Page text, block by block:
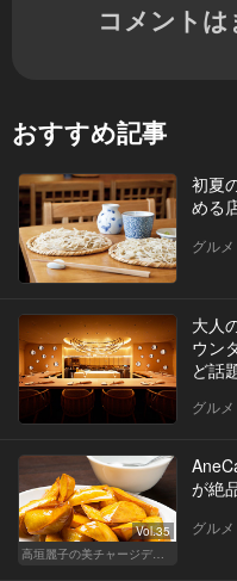
コメントは
おすすめ記事
初夏
める
グルメ
大人
ウン
ど話
グルメ
Vol.35
高垣麗子の美チャージディナー
が絶
グルメ